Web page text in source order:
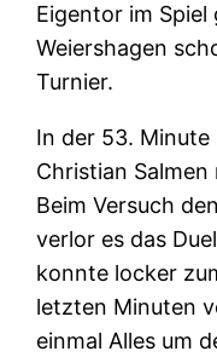
Eigentor im Spiel
Weiershagen
Turnier.
In der 53. Minute
Christian
Beim Versuch
verlor es das
konnte locker
letzten Minuten
einmal Alles um